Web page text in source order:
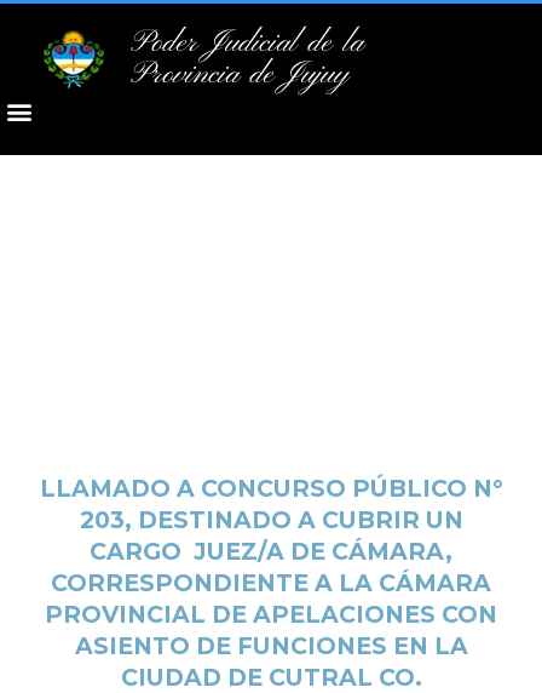
Poder Judicial de la
Provincia de Jujuy
LLAMADO A CONCURSO PÚBLICO N°
203, DESTINADO A CUBRIR UN
CARGO JUEZ/A DE CÁMARA,
CORRESPONDIENTE A LA CÁMARA
PROVINCIAL DE APELACIONES CON
ASIENTO DE FUNCIONES EN LA
CIUDAD DE CUTRAL CO.